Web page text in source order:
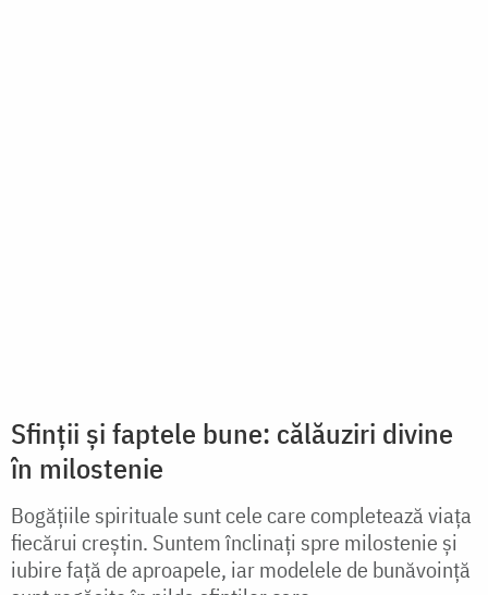
Cu doar 20 de RON poți oferi o masă
caldă unui bătrân singur prin campania
„Un sat întreg la masă”
Platforma Faptelor Bune a Mitropoliei Moldovei și